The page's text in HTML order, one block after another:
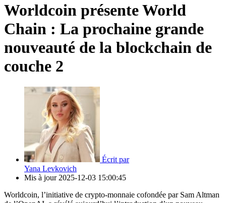
Worldcoin présente World
Chain : La prochaine grande
nouveauté de la blockchain de
couche 2
Écrit par
Yana Levkovich
Mis à jour 2025-12-03 15:00:45
Worldcoin, l’initiative de crypto-monnaie cofondée par Sam Altman